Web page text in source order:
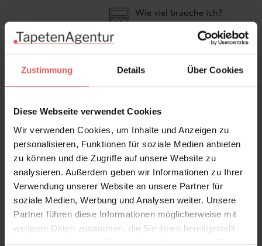
Zustimmung Details Über Cookies
Diese Webseite verwendet Cookies
Wir verwenden Cookies, um Inhalte und Anzeigen zu
personalisieren, Funktionen für soziale Medien anbieten
zu können und die Zugriffe auf unsere Website zu
analysieren. Außerdem geben wir Informationen zu Ihrer
Verwendung unserer Website an unsere Partner für
soziale Medien, Werbung und Analysen weiter. Unsere
Partner führen diese Informationen möglicherweise mit
weiteren Daten zusammen, die Sie ihnen bereitgestellt
haben oder die sie im Rahmen Ihrer Nutzung der Dienste
Wie viel brauche ich?
Ein klassisches Ornament in harmonischer Farbigkeit:
auf hellem Grund. Das regelmäßige Muster erinnert
und Eleganz in den Raum.
Produktdetails
Versand & Zahlung
Bewertungen